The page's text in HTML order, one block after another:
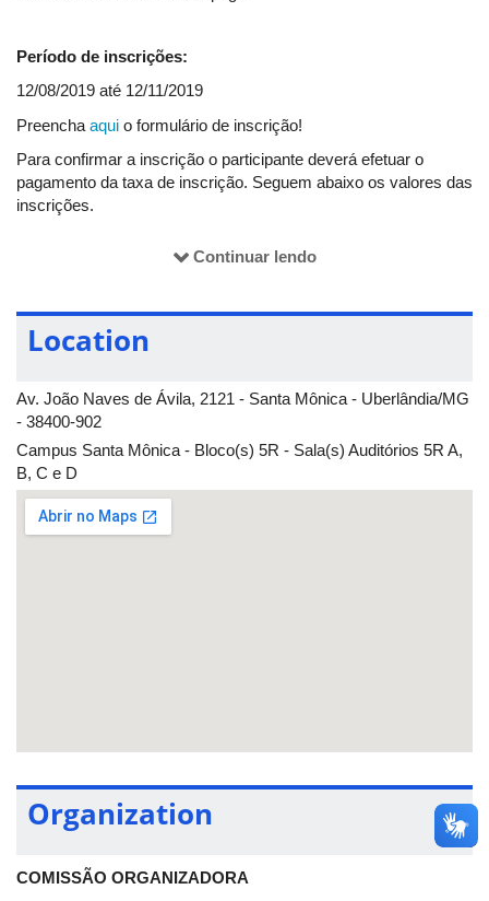
Período de inscrições:
12/08/2019 até 12/11/2019
Preencha aqui o formulário de inscrição!
Para confirmar a inscrição o participante deverá efetuar o
pagamento da taxa de inscrição. Seguem abaixo os valores das
inscrições.
Aluno(a) de pós-graduação
No valor da taxa de inscrição não está incluída a
Confraternização. Para mais detalhes, consulte a Programação.
O pagamento da taxa de inscrição deve ser feito noPET
ESTATÍSTICA(Sala 1B203a), no
1B109) ou no próprio evento, durante o credenciamento.
Continuar lendo
Location
Av. João Naves de Ávila, 2121 - Santa Mônica - Uberlândia/MG
- 38400-902
Campus Santa Mônica - Bloco(s) 5R - Sala(s) Auditórios 5R A,
B, C e D
Organization
COMISSÃO ORGANIZADORA